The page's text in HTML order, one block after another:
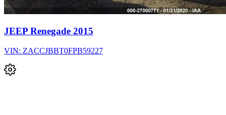
JEEP Renegade 2015
VIN: ZACCJBBT0FPB59227